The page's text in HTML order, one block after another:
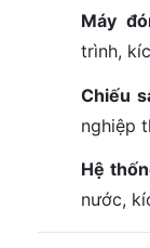
Máy
trình,
Chiếu
nghiệp
Hệ
nước,